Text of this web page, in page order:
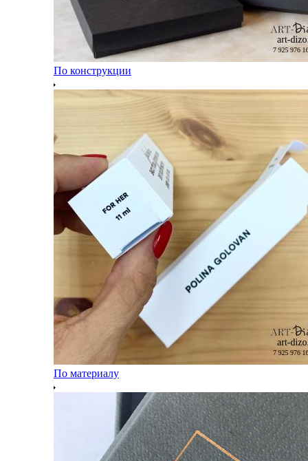
По конструкции
По материалу